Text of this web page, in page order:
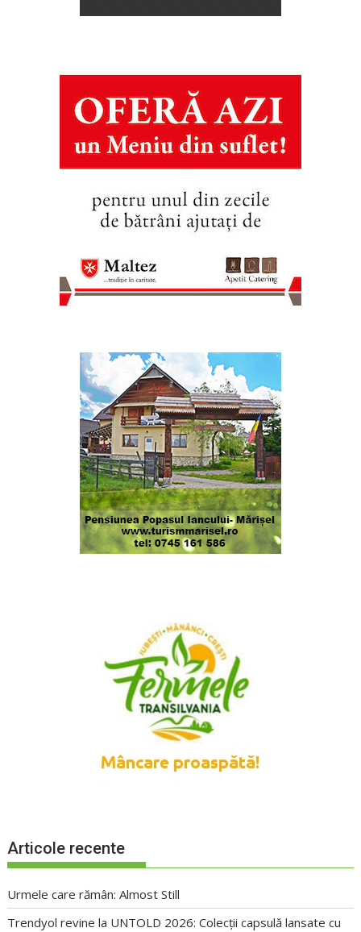
Articole recente
Urmele care rămân: Almost Still
Trendyol revine la UNTOLD 2026: Colecții capsulă lansate cu